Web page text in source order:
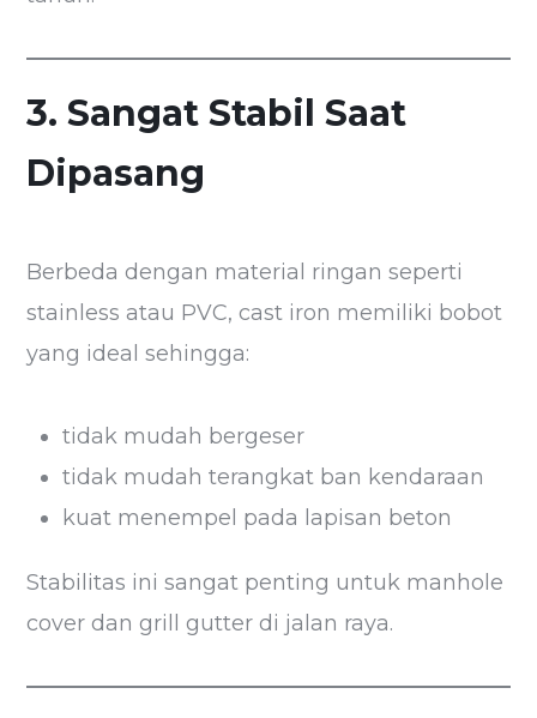
3. Sangat Stabil Saat
Dipasang
Berbeda dengan material ringan seperti
stainless atau PVC, cast iron memiliki bobot
yang ideal sehingga:
tidak mudah bergeser
tidak mudah terangkat ban kendaraan
kuat menempel pada lapisan beton
Stabilitas ini sangat penting untuk manhole
cover dan grill gutter di jalan raya.